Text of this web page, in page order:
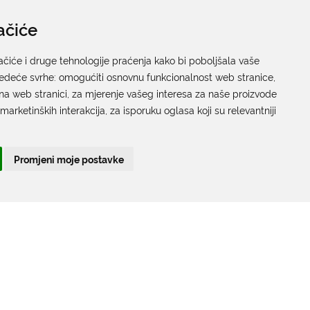
i druge tehnologije praćenja kako bi poboljšala vaše
svrhe: omogućiti osnovnu funkcionalnost web stranice
web stranici za mjerenje vašeg interesa za naše proizvode
interakcija za isporuku oglasa koji su relevantniji
Promjeni moje postavke
Pisarnica
Ured 205; rad sa strankama za sva upravna tijela
Grada Dubrovnika
Gundulićeva poljana 10, 20000 Dubrovnik
Radno vrijeme sa strankama:
T:+385 20 351 879